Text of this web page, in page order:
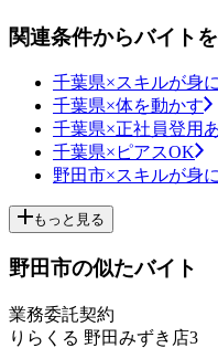
関連条件からバイト
千葉県×スキルが身
千葉県×体を動かす
千葉県×正社員登用
千葉県×ピアスOK
野田市×スキルが身
もっと見る
野田市の似たバイト
業務委託契約
りらくる 野田みずき店3